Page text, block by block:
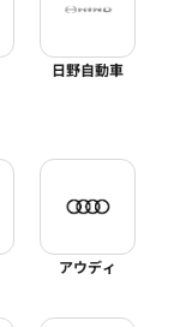
日野自動車
アウディ